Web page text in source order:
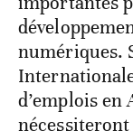
numériques.
d’emplois